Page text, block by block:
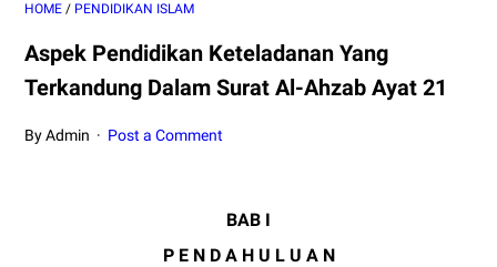
HOME / PENDIDIKAN ISLAM
Aspek Pendidikan Keteladanan Yang
Terkandung Dalam Surat Al-Ahzab Ayat 21
By Admin Post a Comment
BAB I
P E N D A H U L U A N